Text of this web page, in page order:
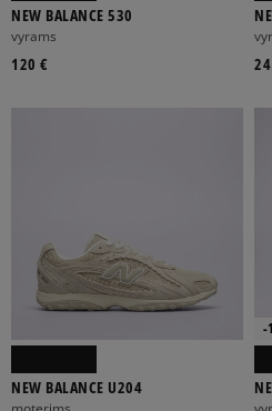
NEW BALANCE 530
vyrams
120 €
NEW BALANCE U204
-